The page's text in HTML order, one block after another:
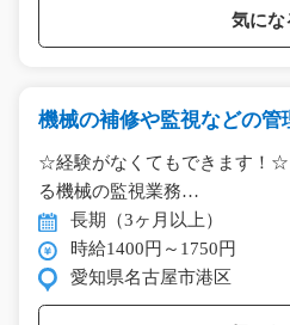
気にな
機械の補修や監視などの管
☆経験がなくてもできます！☆
る機械の監視業務…
長期（3ヶ月以上）
時給1400円～1750円
愛知県名古屋市港区